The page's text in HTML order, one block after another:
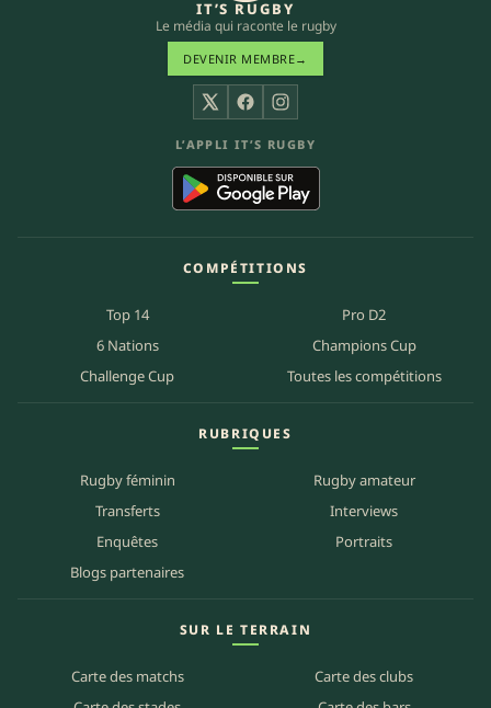
IT’S RUGBY
Le média qui raconte le rugby
DEVENIR MEMBRE→
X FacebookInstagram
L’APPLI IT’S RUGBY
COMPÉTITIONS
Top 14
Pro D2
6 Nations
Champions Cup
Challenge Cup
Toutes les compétitions
RUBRIQUES
Rugby féminin
Rugby amateur
Transferts
Interviews
Enquêtes
Portraits
Blogs partenaires
SUR LE TERRAIN
Carte des matchs
Carte des clubs